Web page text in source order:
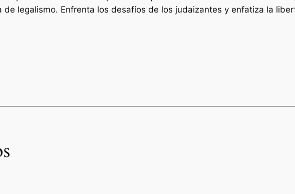
legalismo. Enfrenta los desafíos de los judaizantes y enfatiza la